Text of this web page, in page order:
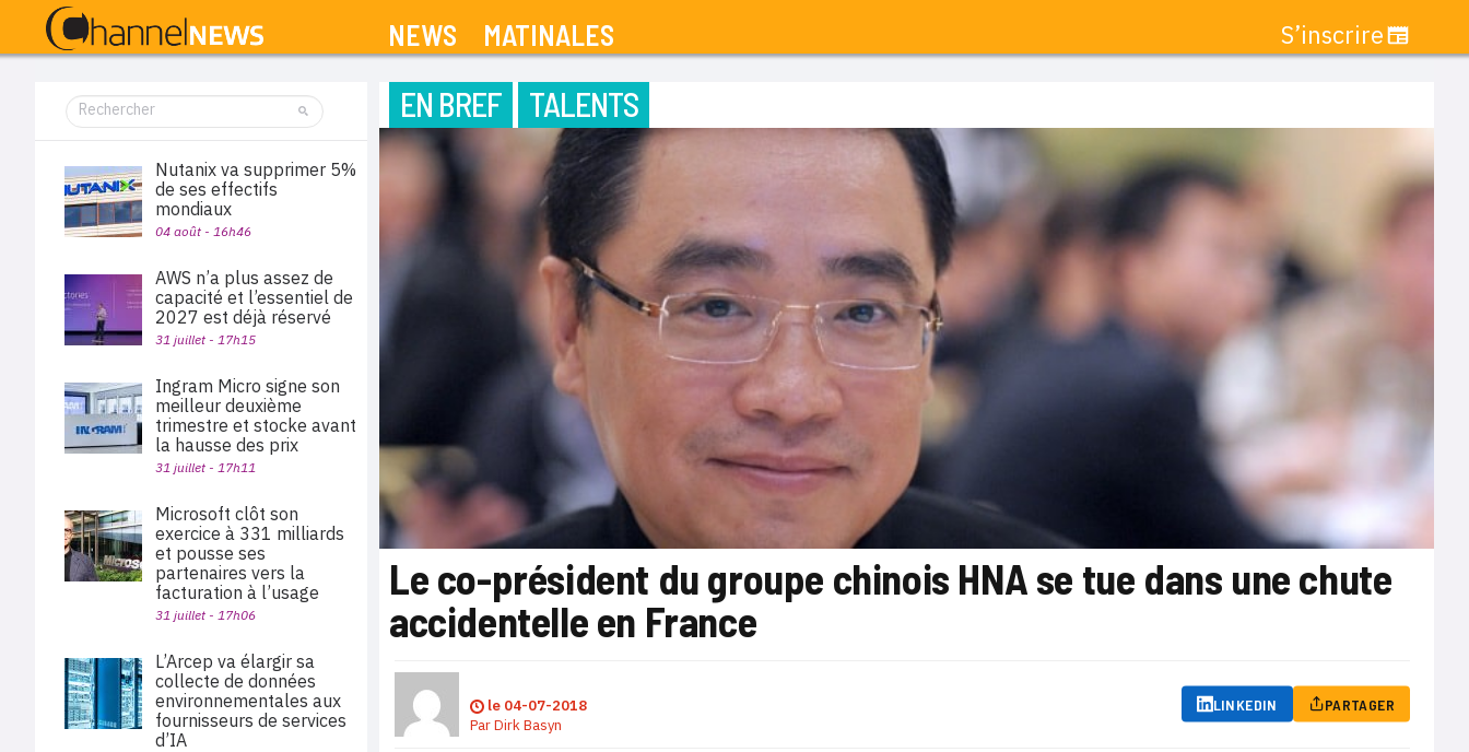
NEWS MATINALES S’inscrire
EN BREF TALENTS
Le co-président du groupe chinois HNA se tue dans une chute
accidentelle en France
le 04-07-2018
ParDirk Basyn
LINKEDIN PARTAGER
Nutanix va supprimer 5%
de ses effectifs
mondiaux
04 août - 16h46
AWS n’a plus assez de
capacité et l’essentiel de
2027 est déjà réservé
31 juillet - 17h15
Ingram Micro signe son
meilleur deuxième
trimestre et stocke avant
la hausse des prix
31 juillet - 17h11
Microsoft clôt son
exercice à 331 milliards
et pousse ses
partenaires vers la
facturation à l’usage
31 juillet - 17h06
L’Arcep va élargir sa
collecte de données
environnementales aux
fournisseurs de services
d’IA